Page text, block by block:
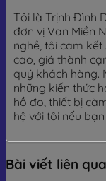
Tôi là Trịnh Đình
đơn vị Van Miền
nghề, tôi cam
cao, giá thành
quý khách hàng.
những kiến thức
hồ đo, thiết bị
hệ với tôi nếu
Bài viết liên